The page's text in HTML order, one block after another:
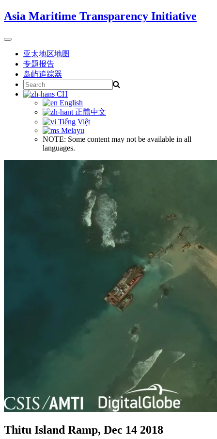
Skip
to
Asia Maritime Transparency Initiative
Toggle
navigation亚太地区地图
专题报告
岛屿追踪器
Search
for:
CH
English
正體中文
Tiếng Việt
Melayu
NOTE: Some content may not be available in all
languages.
Thitu Island Ramp, Dec 14 2018